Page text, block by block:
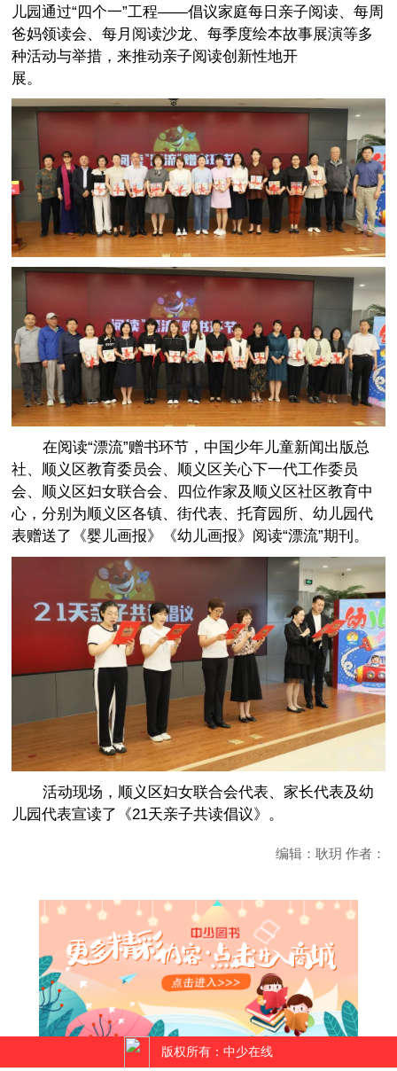
儿园通过“四个一”工程——倡议家庭每日亲子阅读、每周
爸妈领读会、每月阅读沙龙、每季度绘本故事展演等多
种活动与举措，来推动亲子阅读创新性地开
展。
在阅读“漂流”赠书环节，中国少年儿童新闻出版总
社、顺义区教育委员会、顺义区关心下一代工作委员
会、顺义区妇女联合会、四位作家及顺义区社区教育中
心，分别为顺义区各镇、街代表、托育园所、幼儿园代
表赠送了《婴儿画报》《幼儿画报》阅读“漂流”期刊。
活动现场，顺义区妇女联合会代表、家长代表及幼
儿园代表宣读了《21天亲子共读倡议》。
编辑：耿玥 作者：
版权所有：中少在线